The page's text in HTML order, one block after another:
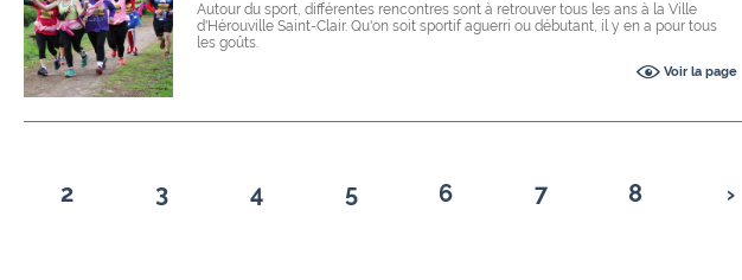
Autour du sport, différentes rencontres sont à retrouver tous les ans à la Ville
d'Hérouville Saint-Clair. Qu'on soit sportif aguerri ou débutant, il y en a pour tous
les goûts.
Voir la page
2 3 4 5 6 7 8 ›